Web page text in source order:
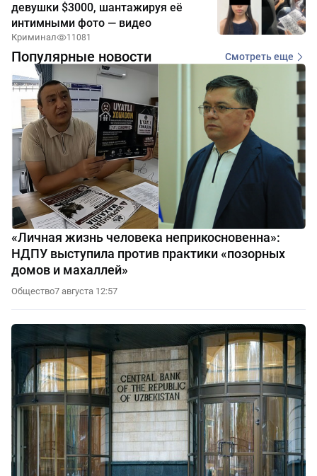
девушки $3000, шантажируя её
интимными фото — видео
Криминал 11081
Популярные новости Смотреть еще
«Личная жизнь человека неприкосновенна»:
НДПУ выступила против практики «позорных
домов и махаллей»
Общество7 августа 12:57